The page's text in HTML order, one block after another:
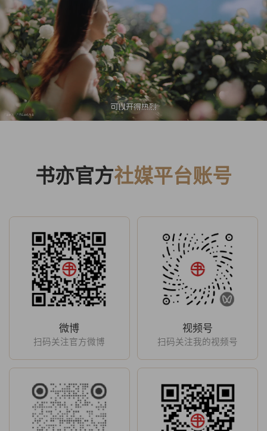
书亦官方社媒平台账号
微博
扫码关注官方微博
视频号
扫码关注我的视频号